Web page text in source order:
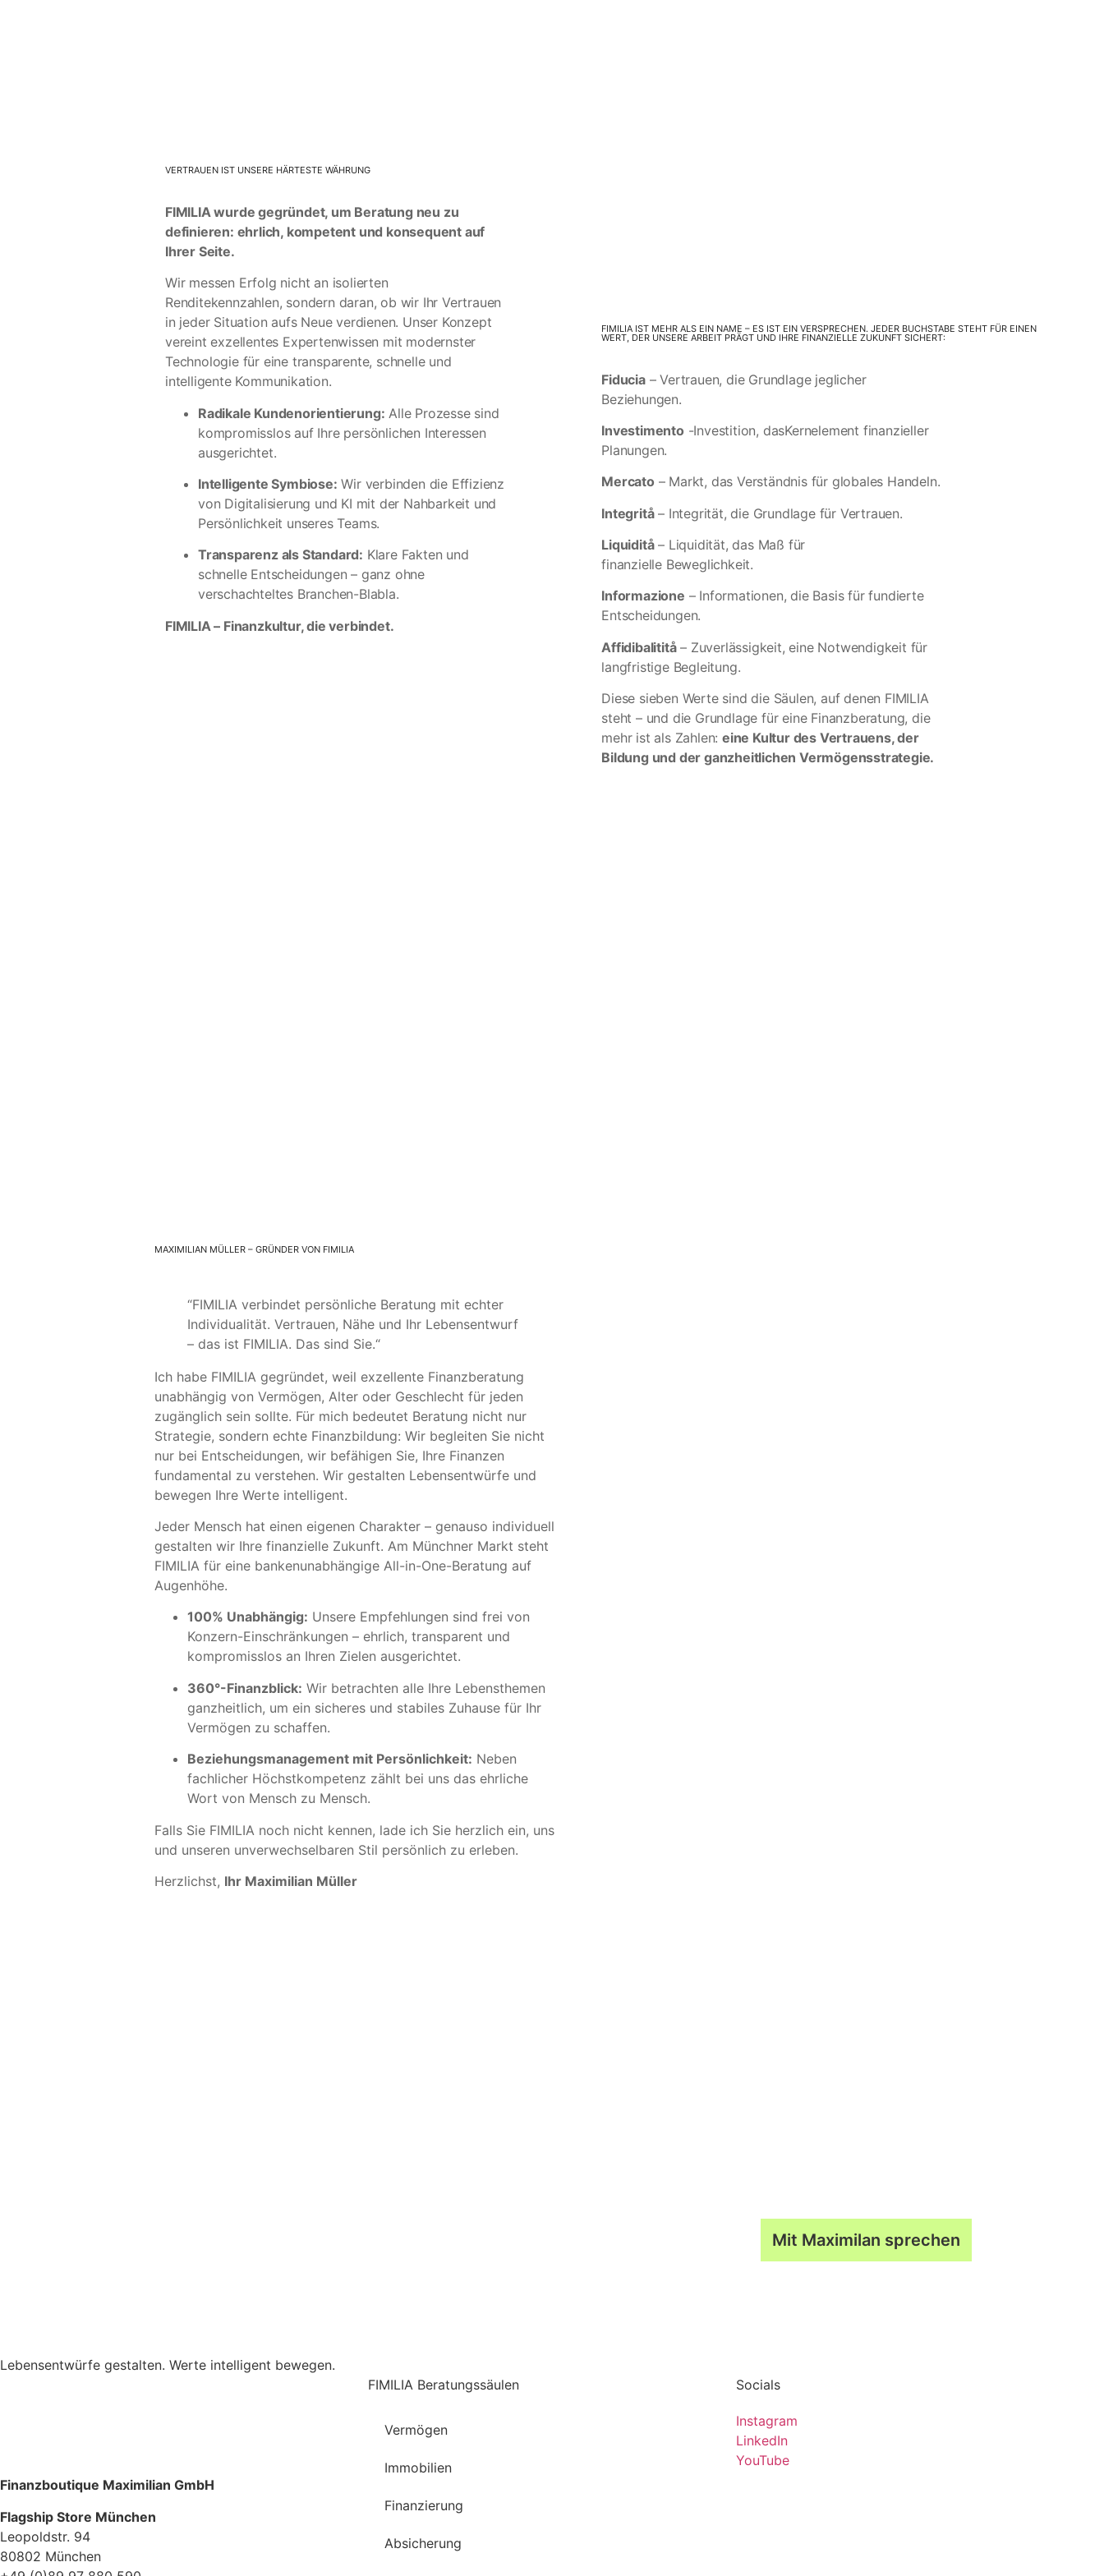
VERTRAUEN IST UNSERE HÄRTESTE WÄHRUNG
FIMILIA wurde gegründet, um Beratung neu zu
definieren: ehrlich, kompetent und konsequent auf
Ihrer Seite.
Wir messen Erfolg nicht an isolierten
Renditekennzahlen, sondern daran, ob wir Ihr Vertrauen
in jeder Situation aufs Neue verdienen. Unser Konzept
vereint exzellentes Expertenwissen mit modernster
Technologie für eine transparente, schnelle und
intelligente Kommunikation.
Radikale Kundenorientierung: Alle Prozesse sind
kompromisslos auf Ihre persönlichen Interessen
ausgerichtet.
Intelligente Symbiose: Wir verbinden die Effizienz
von Digitalisierung und KI mit der Nahbarkeit und
Persönlichkeit unseres Teams.
Transparenz als Standard: Klare Fakten und
schnelle Entscheidungen – ganz ohne
verschachteltes Branchen-Blabla.
FIMILIA – Finanzkultur, die verbindet.
FIMILIA IST MEHR ALS EIN NAME – ES IST EIN VERSPRECHEN. JEDER BUCHSTABE STEHT FÜR EINEN
WERT, DER UNSERE ARBEIT PRÄGT UND IHRE FINANZIELLE ZUKUNFT SICHERT:
Fiducia– Vertrauen, die Grundlage jeglicher
Beziehungen.
Investimento -Investition, dasKernelement finanzieller
Planungen.
Mercato – Markt, das Verständnis für globales Handeln.
Integritå– Integrität, die Grundlage für Vertrauen.
Liquiditå– Liquidität, das Maß für
finanzielle Beweglichkeit.
Informazione – Informationen, die Basis für fundierte
Entscheidungen.
Affidibalititå– Zuverlässigkeit, eine Notwendigkeit für
langfristige Begleitung.
Diese sieben Werte sind die Säulen, auf denen FIMILIA
steht – und die Grundlage für eine Finanzberatung, die
mehr ist als Zahlen: eine Kultur des Vertrauens, der
Bildung und der ganzheitlichen Vermögensstrategie.
MAXIMILIAN MÜLLER – GRÜNDER VON FIMILIA
“FIMILIA verbindet persönliche Beratung mit echter
Individualität. Vertrauen, Nähe und Ihr Lebensentwurf
– das ist FIMILIA. Das sind Sie.“
Ich habe FIMILIA gegründet, weil exzellente Finanzberatung
unabhängig von Vermögen, Alter oder Geschlecht für jeden
zugänglich sein sollte. Für mich bedeutet Beratung nicht nur
Strategie, sondern echte Finanzbildung: Wir begleiten Sie nicht
nur bei Entscheidungen, wir befähigen Sie, Ihre Finanzen
fundamental zu verstehen. Wir gestalten Lebensentwürfe und
bewegen Ihre Werte intelligent.
Jeder Mensch hat einen eigenen Charakter – genauso individuell
gestalten wir Ihre finanzielle Zukunft. Am Münchner Markt steht
FIMILIA für eine bankenunabhängige All-in-One-Beratung auf
Augenhöhe.
100% Unabhängig: Unsere Empfehlungen sind frei von
Konzern-Einschränkungen – ehrlich, transparent und
kompromisslos an Ihren Zielen ausgerichtet.
360°-Finanzblick: Wir betrachten alle Ihre Lebensthemen
ganzheitlich, um ein sicheres und stabiles Zuhause für Ihr
Vermögen zu schaffen.
Beziehungsmanagement mit Persönlichkeit: Neben
fachlicher Höchstkompetenz zählt bei uns das ehrliche
Wort von Mensch zu Mensch.
Falls Sie FIMILIA noch nicht kennen, lade ich Sie herzlich ein, uns
und unseren unverwechselbaren Stil persönlich zu erleben.
Herzlichst, Ihr Maximilian Müller
Mit Maximilan sprechen
Lebensentwürfe gestalten. Werte intelligent bewegen.
Finanzboutique Maximilian GmbH
Flagship Store München
Leopoldstr. 94
80802 München
FIMILIA Beratungssäulen
Vermögen
Immobilien
Finanzierung
Absicherung
Socials
Instagram
LinkedIn
YouTube